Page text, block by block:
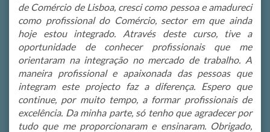
de Comércio de Lisboa, cresci como pessoa e amadureci
como profissional do Comércio, sector em que ainda
hoje estou integrado. Através deste curso, tive a
oportunidade de conhecer profissionais que me
orientaram na integração no mercado de trabalho. A
maneira profissional e apaixonada das pessoas que
integram este projecto faz a diferença. Espero que
continue, por muito tempo, a formar profissionais de
excelência. Da minha parte, só tenho que agradecer por
tudo que me proporcionaram e ensinaram. Obrigado,